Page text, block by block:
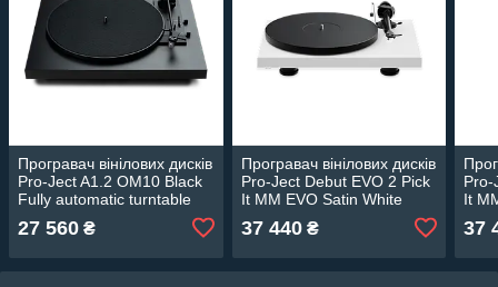
Програвач вінілових дисків
Pro-Ject A1.2 OM10 Black
Fully automatic turntable
27 560 ₴
Програвач вінілових дисків
Pro-Ject Debut EVO 2 Pick
It MM EVO Satin White
37 440₴
Pro-
It
37